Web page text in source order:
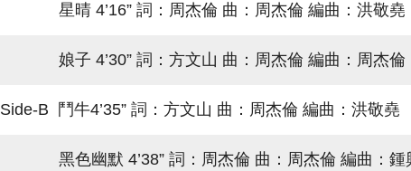
星晴 4’16” 詞：周杰倫 曲：周杰倫 編曲：洪敬堯
娘子 4’30” 詞：方文山 曲：周杰倫 編曲：周杰倫
Side-B 鬥牛4’35” 詞：方文山 曲：周杰倫 編曲：洪敬堯
黑色幽默 4’38” 詞：周杰倫 曲：周杰倫 編曲：鍾